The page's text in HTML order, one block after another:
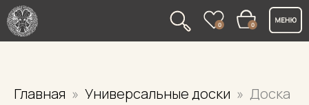
0 0
Главная Универсальные доски
Доска